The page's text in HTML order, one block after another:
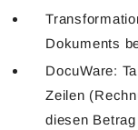
Dokuments
DocuWare:
Zeilen
diesen